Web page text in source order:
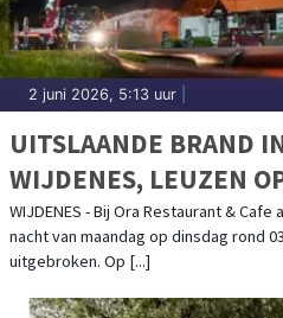
2 juni 2026, 5:13 uur
UITSLAANDE BRAND
WIJDENES, LEUZEN
GESCHREVEN
WIJDENES - Bij Ora Restaurant &
nacht van maandag op dinsdag rond
uitgebroken. Op [...]